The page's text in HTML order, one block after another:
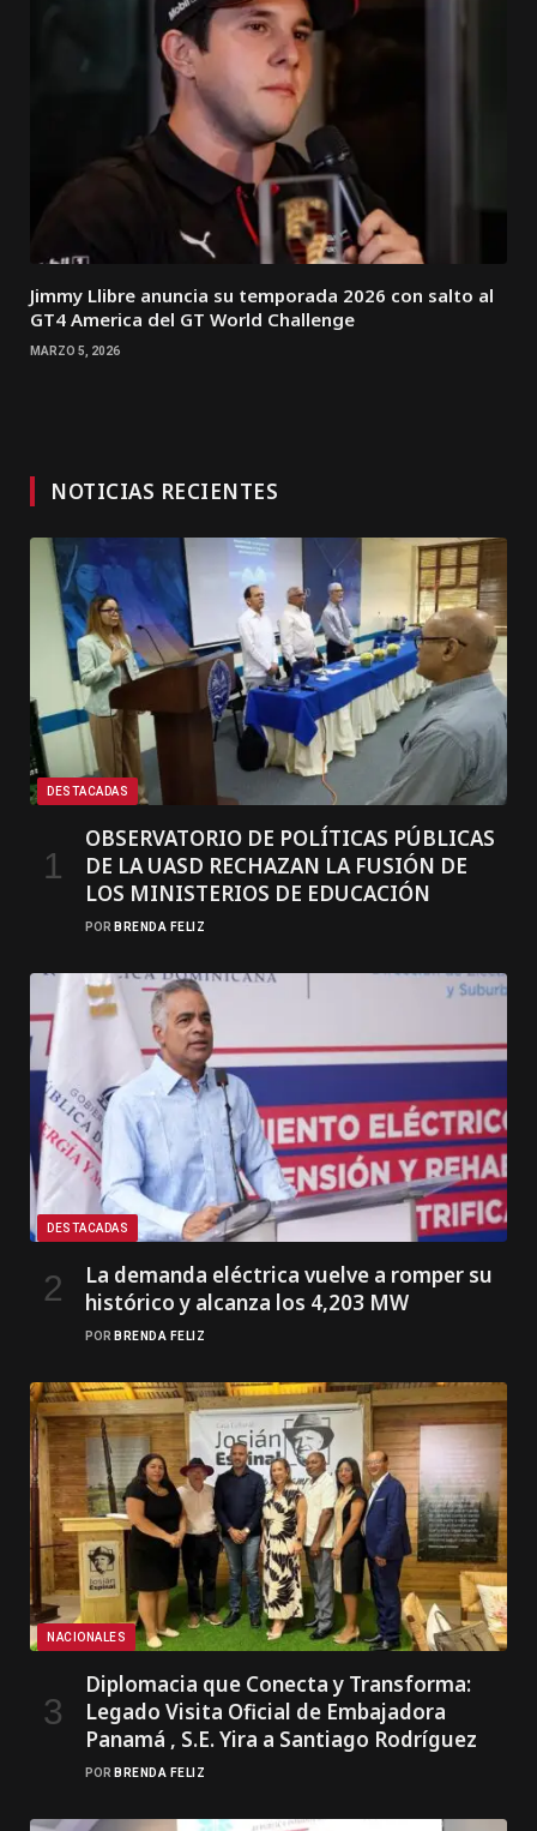
Jimmy Llibre anuncia su temporada 2026 con salto al
GT4 America del GT World Challenge
MARZO 5, 2026
NOTICIAS RECIENTES
DESTACADAS
OBSERVATORIO DE POLÍTICAS PÚBLICAS
DE LA UASD RECHAZAN LA FUSIÓN DE
LOS MINISTERIOS DE EDUCACIÓN
POR BRENDA FELIZ
DESTACADAS
La demanda eléctrica vuelve a romper su
histórico y alcanza los 4,203 MW
POR BRENDA FELIZ
NACIONALES
Diplomacia que Conecta y Transforma:
Legado Visita Oficial de Embajadora
Panamá , S.E. Yira a Santiago Rodríguez
POR BRENDA FELIZ